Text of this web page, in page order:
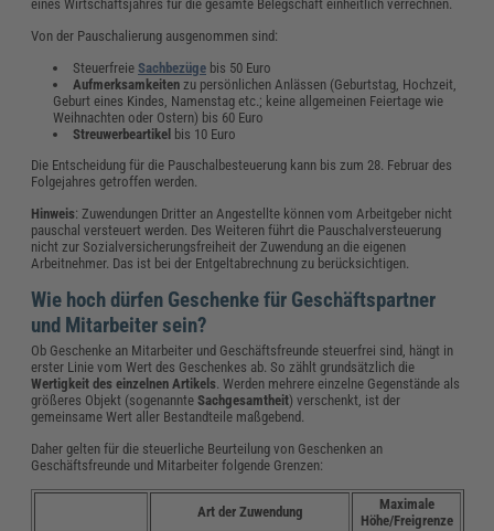
eines Wirtschaftsjahres für die gesamte Belegschaft einheitlich verrechnen.
Von der Pauschalierung ausgenommen sind:
Steuerfreie Sachbezüge bis 50 Euro
Aufmerksamkeiten zu persönlichen Anlässen (Geburtstag, Hochzeit,
Geburt eines Kindes, Namenstag etc.; keine allgemeinen Feiertage wie
Weihnachten oder Ostern) bis 60 Euro
Streuwerbeartikel bis 10 Euro
Die Entscheidung für die Pauschalbesteuerung kann bis zum 28. Februar des
Folgejahres getroffen werden.
Hinweis: Zuwendungen Dritter an Angestellte können vom Arbeitgeber nicht
pauschal versteuert werden. Des Weiteren führt die Pauschalversteuerung
nicht zur Sozialversicherungsfreiheit der Zuwendung an die eigenen
Arbeitnehmer. Das ist bei der Entgeltabrechnung zu berücksichtigen.
Wie hoch dürfen Geschenke für Geschäftspartner
und Mitarbeiter sein?
Ob Geschenke an Mitarbeiter und Geschäftsfreunde steuerfrei sind, hängt in
erster Linie vom Wert des Geschenkes ab. So zählt grundsätzlich die
Wertigkeit des einzelnen Artikels. Werden mehrere einzelne Gegenstände als
größeres Objekt (sogenannteSachgesamtheit) verschenkt, ist der
gemeinsame Wert aller Bestandteile maßgebend.
Daher gelten für die steuerliche Beurteilung von Geschenken an
Geschäftsfreunde und Mitarbeiter folgende Grenzen:
Art der Zuwendung
Maximale
Höhe/Freigrenze